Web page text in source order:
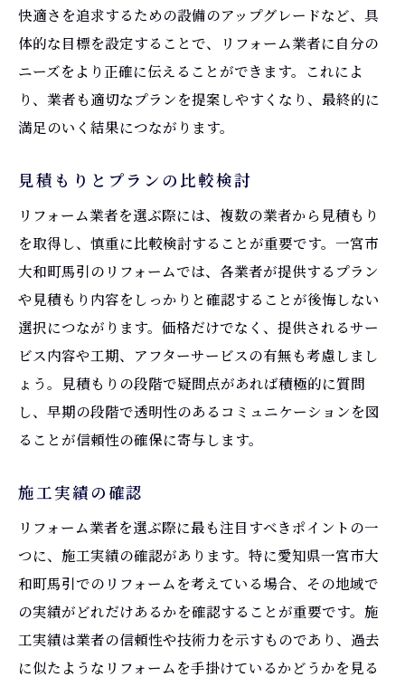
愛知県一宮市大和町馬引でのリフォーム成功の
秘訣
地域特性に応じた設計
気候に適した建材の選択
地元業者の活用事例
施工後のサポート体制
地域の声を活かしたリフォーム
理想のリフォームを実現するための業者選定ポ
イント
信頼できる業者の見極め方
業者の専門分野を把握する
予算に応じたプランの提案
契約前のチェックリスト
施工中のコミュニケーション
リフォーム業者選びで後悔しないために知って
おくべきこと
事前準備で失敗を防ぐ
情報収集の重要性
契約内容の細部を確認
快適さを追求するための設備のアップグレードなど、具
体的な目標を設定することで、リフォーム業者に自分の
ニーズをより正確に伝えることができます。これによ
り、業者も適切なプランを提案しやすくなり、最終的に
満足のいく結果につながります。
見積もりとプランの比較検討
リフォーム業者を選ぶ際には、複数の業者から見積もり
を取得し、慎重に比較検討することが重要です。一宮市
大和町馬引のリフォームでは、各業者が提供するプラン
や見積もり内容をしっかりと確認することが後悔しない
選択につながります。価格だけでなく、提供されるサー
ビス内容や工期、アフターサービスの有無も考慮しまし
ょう。見積もりの段階で疑問点があれば積極的に質問
し、早期の段階で透明性のあるコミュニケーションを図
ることが信頼性の確保に寄与します。
施工実績の確認
リフォーム業者を選ぶ際に最も注目すべきポイントの一
つに、施工実績の確認があります。特に愛知県一宮市大
和町馬引でのリフォームを考えている場合、その地域で
の実績がどれだけあるかを確認することが重要です。施
工実績は業者の信頼性や技術力を示すものであり、過去
に似たようなリフォームを手掛けているかどうかを見る